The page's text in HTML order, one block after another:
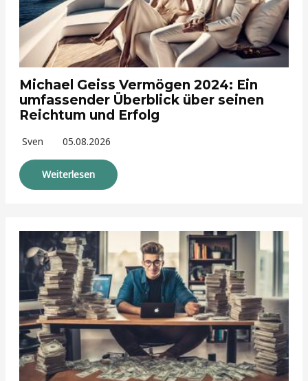
Michael Geiss Vermögen 2024: Ein
umfassender Überblick über seinen
Reichtum und Erfolg
Sven 05.08.2026
Weiterlesen